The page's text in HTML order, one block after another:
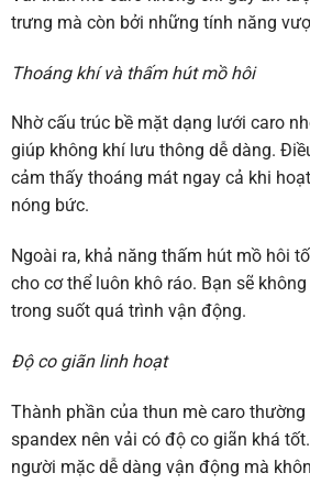
trưng mà còn bởi những tính năng
Thoáng khí và thấm hút mồ hôi
Nhờ cấu trúc bề mặt dạng lưới caro
giúp không khí lưu thông dễ dàng.
cảm thấy thoáng mát ngay cả khi
nóng bức.
Ngoài ra, khả năng thấm hút mồ hôi
cho cơ thể luôn khô ráo. Bạn sẽ
trong suốt quá trình vận động.
Độ co giãn linh hoạt
Thành phần của thun mè caro
spandex nên vải có độ co giãn khá
người mặc dễ dàng vận động mà